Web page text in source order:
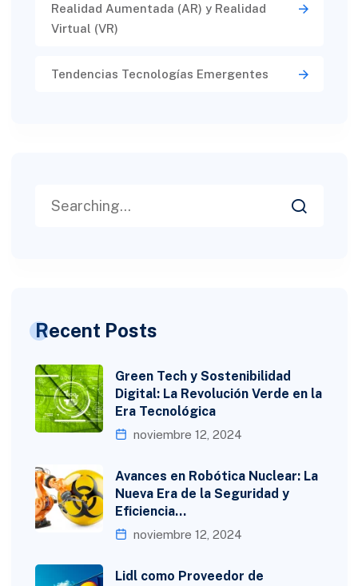
Realidad Aumentada (AR) y Realidad
Virtual (VR)​
Tendencias Tecnologías Emergentes
Recent Posts
Green Tech y Sostenibilidad
Digital: La Revolución Verde en la
Era Tecnológica
noviembre 12, 2024
Avances en Robótica Nuclear: La
Nueva Era de la Seguridad y
Eficiencia…
noviembre 12, 2024
Lidl como Proveedor de